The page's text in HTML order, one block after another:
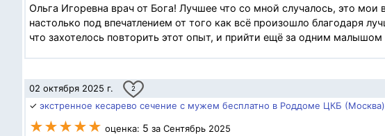
Ольга Игоревна врач от Бога! Лучшее что со мной случалось, это
настолько под впечатлением от того как всё произошло благодаря
что захотелось повторить этот опыт, и прийти ещё за одним
02 октября 2025 г. 2
✓ экстренное кесарево сечение с мужем бесплатно в Роддоме ЦКБ (Москва)
★★★★★ оценка: 5 за Сентябрь 2025